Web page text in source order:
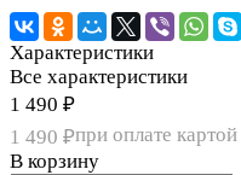
Характеристики
Все характеристики
1 490 ₽
1 490 ₽при оплате картой
В корзину